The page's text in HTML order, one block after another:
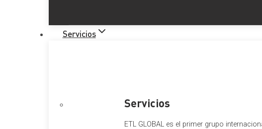
Servicios
Servicios
ETL GLOBAL es el primer grupo